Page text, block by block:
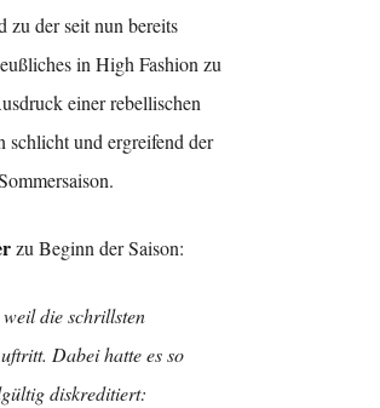
zu der seit nun bereits
in High Fashion zu
einer rebellischen
schlicht und ergreifend der
zu Beginn der Saison:
die schrillsten
Dabei hatte es so
diskreditiert: